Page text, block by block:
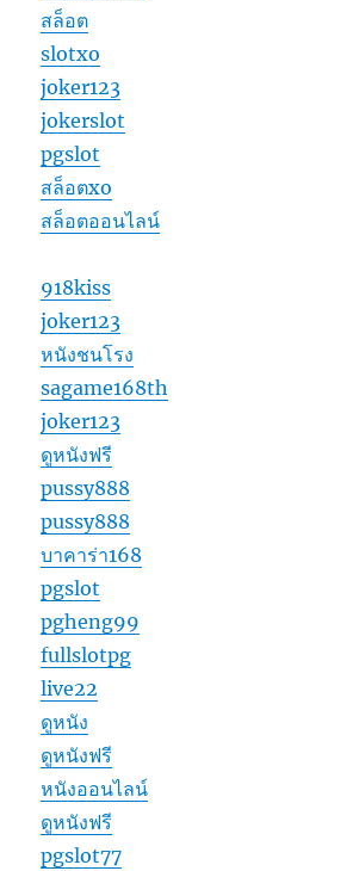
สล็อต
slotxo
joker123
jokerslot
pgslot
สล็อตxo
สล็อตออนไลน์
918kiss
joker123
หนังชนโรง
sagame168th
joker123
ดูหนังฟรี
pussy888
pussy888
บาคาร่า168
pgslot
pgheng99
fullslotpg
live22
ดูหนัง
ดูหนังฟรี
หนังออนไลน์
ดูหนังฟรี
pgslot77